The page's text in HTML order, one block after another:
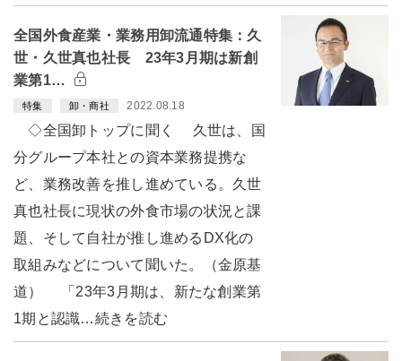
全国外食産業・業務用卸流通特集：久
世・久世真也社長 23年3月期は新創
業第1…
特集 卸・商社 2022.08.18
◇全国卸トップに聞く 久世は、国
分グループ本社との資本業務提携な
ど、業務改善を推し進めている。久世
真也社長に現状の外食市場の状況と課
題、そして自社が推し進めるDX化の
取組みなどについて聞いた。（金原基
道） 「23年3月期は、新たな創業第
1期と認識…続きを読む